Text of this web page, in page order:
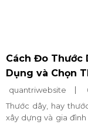
Cách Đo Thước
Dụng và Chọn
quantriwebsite
Thước dây, hay
xây dựng và gia đình